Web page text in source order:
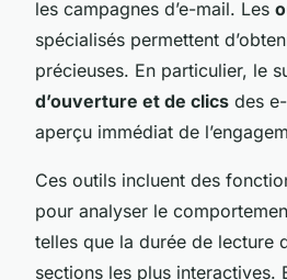
les campagnes d’e-mail. Les
spécialisés permettent
précieuses. En particulier, le
d’ouverture et de clics des
aperçu immédiat de
Ces outils incluent des
pour analyser le
telles que la durée de lecture
sections les plus interactives.